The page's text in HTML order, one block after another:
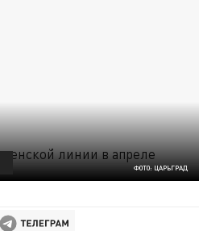
ФОТО: ЦАРЬГРАД